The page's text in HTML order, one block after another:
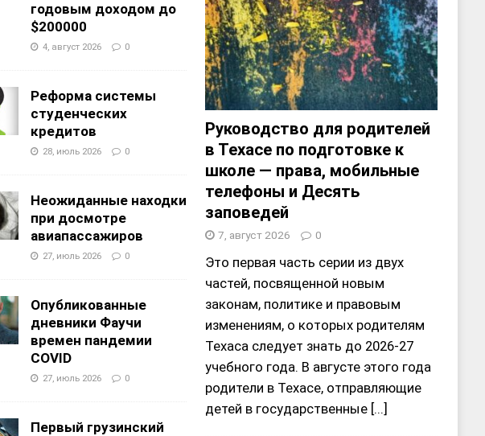
годовым доходом до
$200000
4, август 2026 0
Реформа системы
студенческих
кредитов
28, июль 2026 0
Неожиданные находки
при досмотре
авиапассажиров
27, июль 2026 0
Опубликованные
дневники Фаучи
времен пандемии
COVID
27, июль 2026 0
Первый грузинский
Руководство для родителей
в Техасе по подготовке к
школе — права, мобильные
телефоны и Десять
заповедей
7, август 2026 0
Это первая часть серии из двух
частей, посвященной новым
законам, политике и правовым
изменениям, о которых родителям
Техаса следует знать до 2026-27
учебного года. В августе этого года
родители в Техасе, отправляющие
детей в государственные [...]